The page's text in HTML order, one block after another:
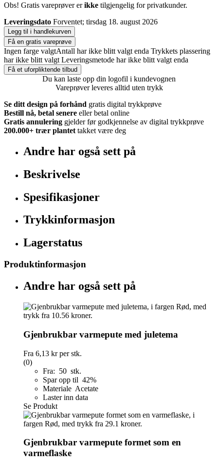
Obs! Gratis vareprøver erikke tilgjengelig for privatkunder.
Leveringsdato Forventet; tirsdag 18. august 2026
Legg til i handlekurven
Få en gratis vareprøve
Ingen farge valgtAntall har ikke blitt valgt enda Trykkets plassering
har ikke blitt valgt Leveringsmetode har ikke blitt valgt enda
Få et uforpliktende tilbud
Du kan laste opp din logofil i kundevognen
Vareprøver leveres alltid uten trykk
Se ditt design på forhånd gratis digital trykkprøve
Bestill nå, betal senere eller betal online
Gratis annulering gjelder før godkjennelse av digital trykkprøve
200.000+ trær plantet takket være deg
Andre har også sett på
Beskrivelse
Spesifikasjoner
Trykkinformasjon
Lagerstatus
Produktinformasjon
Andre har også sett på
Gjenbrukbar varmepute med juletema
Fra 6,13 krper stk.
(0)
Fra: 50 stk.
Spar opp til 42%
Materiale Acetate
Laster inn data
Se Produkt
Gjenbrukbar varmepute formet som en
varmeflaske